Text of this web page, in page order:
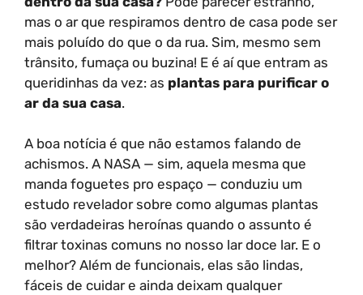
mas o ar que respiramos dentro de casa pode ser
mais poluído do que o da rua. Sim, mesmo sem
trânsito, fumaça ou buzina! E é aí que entram as
queridinhas da vez: as plantas para purificar o
ar da sua casa.
A boa notícia é que não estamos falando de
achismos. A NASA — sim, aquela mesma que
manda foguetes pro espaço — conduziu um
estudo revelador sobre como algumas plantas
são verdadeiras heroínas quando o assunto é
filtrar toxinas comuns no nosso lar doce lar. E o
melhor? Além de funcionais, elas são lindas,
fáceis de cuidar e ainda deixam qualquer